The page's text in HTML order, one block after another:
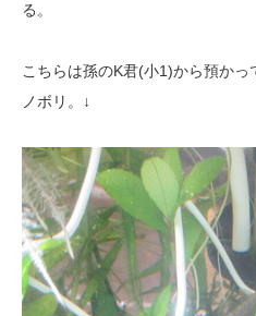
る。
こちらは孫のK君(小1)から預か
ノボリ。↓